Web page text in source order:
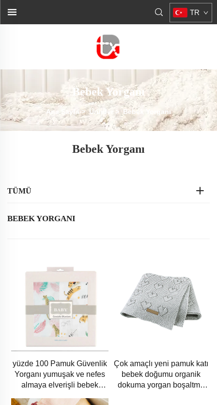
TR
Bebek Yorganı
Ana Sayfa>Ürünler > Bebek Yorganı
Bebek Yorganı
TÜMÜ
BEBEK YORGANI
yüzde 100 Pamuk Güvenlik
Yorganı yumuşak ve nefes
almaya elverişli bebek
Çok amaçlı yeni pamuk katı
bebek doğumu organik
dokuma yorgan boşaltma